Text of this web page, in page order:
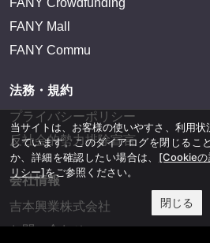
FANY Crowdfunding
FANY Mall
FANY Commu
法務・規約
プライバシーポリシー
反社会的勢力排除宣言
会社情報
吉本興業株式会社
お問い合わせ
当サイトは、お客様の使いやすさ、利用
しています。このダイアログを閉じるこ
か、詳細を確認したい場合は、 [Cookieの
リシー]をご参照ください。
閉じる